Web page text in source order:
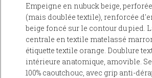
Empeigne en nubuck beige,
(mais doublée textile), renforcée
beige foncé sur le contour du pied.
centrale en textile matelassé
étiquette textile orange. Doublure
intérieure anatomique, amovible.
100% caoutchouc, avec grip anti-